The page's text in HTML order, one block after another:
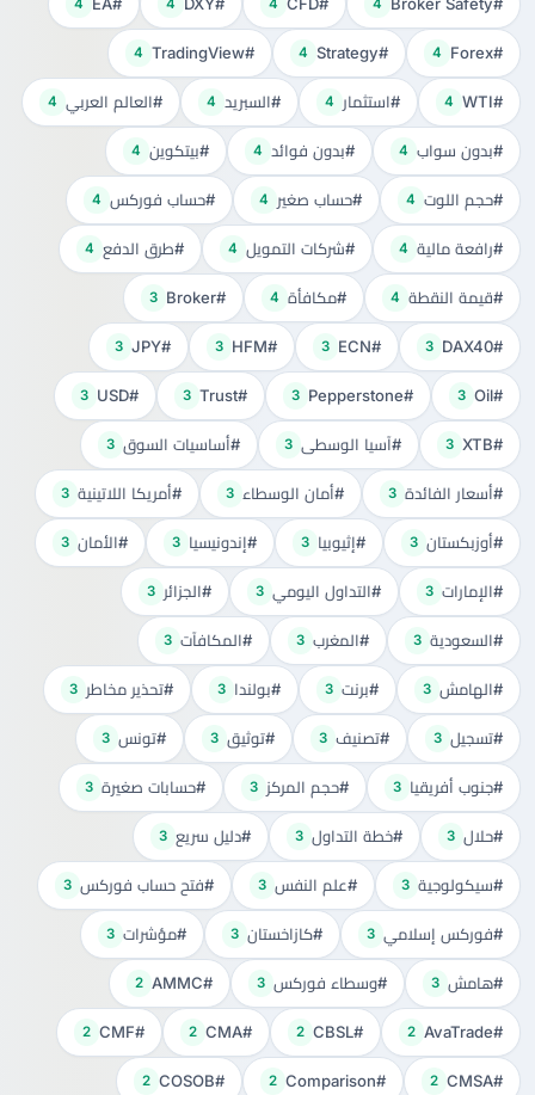
4
4
4
4
#Forex
4
#Strategy
4
#TradingView
4
#WTI
4 #استثمار 4 #السبريد 4 #العالم العربي 4
#بدون سواب 4 #بدون فوائد 4 #بيتكوين 4
#حجم اللوت 4 #حساب صغير 4 #حساب فوركس 4
#رافعة مالية 4 #شركات التمويل 4 #طرق الدفع 4
#قيمة النقطة 4 #مكافأة 4
#Broker
3
#DAX40
3
#ECN
3
#HFM
3
#JPY
3
#Oil
3
#Pepperstone
3
#Trust
3
#USD
3
#XTB
3 #آسيا الوسطى 3 #أساسيات السوق 3
#أسعار الفائدة 3 #أمان الوسطاء 3 #أمريكا اللاتينية 3
#أوزبكستان 3 #إثيوبيا 3 #إندونيسيا 3 #الأمان 3
#الإمارات 3 #التداول اليومي 3 #الجزائر 3
#السعودية 3 #المغرب 3 #المكافآت 3
#الهامش 3 #برنت 3 #بولندا 3 #تحذير مخاطر 3
#تسجيل 3 #تصنيف 3 #توثيق 3 #تونس 3
#جنوب أفريقيا 3 #حجم المركز 3 #حسابات صغيرة 3
#حلال 3 #خطة التداول 3 #دليل سريع 3
#سيكولوجية 3 #علم النفس 3 #فتح حساب فوركس 3
#فوركس إسلامي 3 #كازاخستان 3 #مؤشرات 3
#هامش 3 #وسطاء فوركس 3
#AMMC
2
#AvaTrade
2
#CBSL
2
#CMA
2
#CMF
2
#CMSA
2
#Comparison
2
#COSOB
2